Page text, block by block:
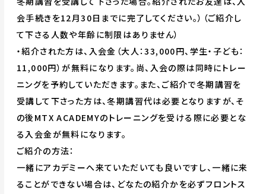
会手続きを12月30日までに完了してください。）（ご紹介し
て下さる人数や年齢に制限はありません）
・紹介された方は、入会金（大人：33,000円、学生・子ども：
11,000円）が無料になります。尚、入会の際は同時にトレー
ニングを予約していただきます。また、ご紹介で冬期講習を
受講して下さった方は、冬期講習代は必要となりますが、そ
の後MTX ACADEMYのトレーニングを受ける際に必要とな
る入会金が無料になります。
ご紹介の方法：
一緒にアカデミーへ来ていただいても良いですし、一緒に来
ることができない場合は、どなたの紹介かを必ずフロントス